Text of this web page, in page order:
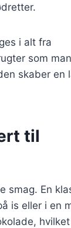
i alt fra
som
skaber en
til
smag. En
is eller i en